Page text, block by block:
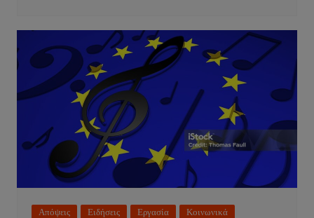
Απόψεις Ειδήσεις Εργασία
Κοινωνικά